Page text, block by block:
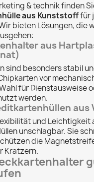
& technik finden
aus Kunststofffür
bieten Lösungen, die
aus
sind besonders stabil
vor
für Dienstausweise
werden.
aus
und Leichtigkeit
unschlagbar. Sie
die
Kratzern.